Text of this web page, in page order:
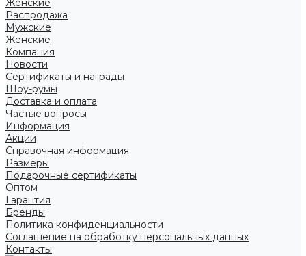
Женские
Распродажа
Мужские
Женские
Компания
Новости
Сертификаты и награды
Шоу-румы
Доставка и оплата
Частые вопросы
Информация
Акции
Справочная информация
Размеры
Подарочные сертификаты
Оптом
Гарантия
Бренды
Политика конфиденциальности
Соглашение на обработку персональных данных
Контакты